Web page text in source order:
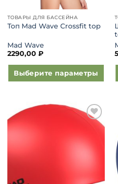
ТОВАРЫ ДЛЯ БАССЕЙНА
Топ Mad Wave Crossfit top
Mad Wave
2290,00 ₽
Выберите параметры
имеет
несколько
вариаций.
странице